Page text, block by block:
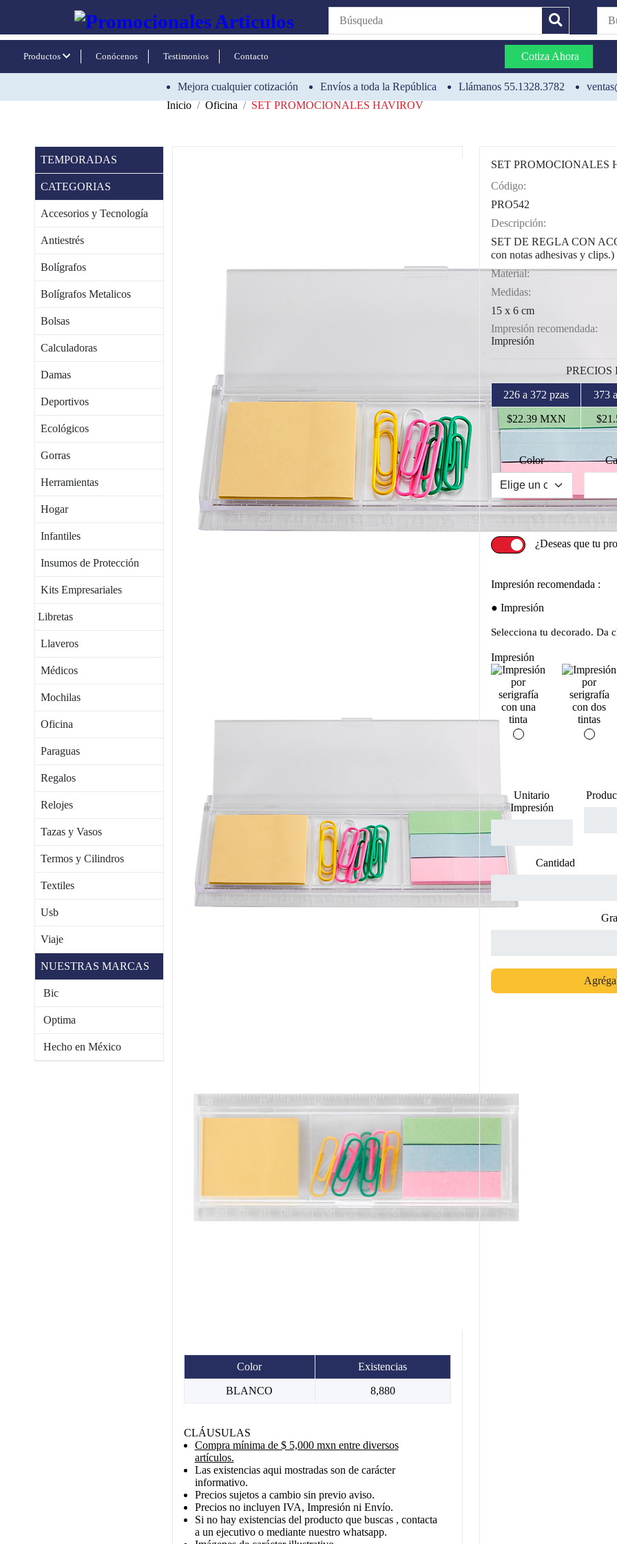
Productos Conócenos Testimonios Contacto Cotiza Ahora
Mejora cualquier cotización Envíos a toda la República Llámanos 55.1328.3782
Inicio
Oficina SET PROMOCIONALES HAVIROV
TEMPORADAS
CATEGORIAS
Accesorios y Tecnología
Antiestrés
Bolígrafos
Bolígrafos Metalicos
Bolsas
Calculadoras
Damas
Deportivos
Ecológicos
Gorras
Herramientas
Hogar
Infantiles
Insumos de Protección
Kits Empresariales
Libretas
Llaveros
Médicos
Mochilas
Oficina
Paraguas
Regalos
Relojes
Tazas y Vasos
Termos y Cilindros
Textiles
Usb
Viaje
NUESTRAS MARCAS
Bic
Optima
Hecho en México
Color Existencias
BLANCO 8,880
CLÁUSULAS
Compra mínima de $ 5,000 mxn entre diversos
artículos.
Las existencias aqui mostradas son de carácter
informativo.
Precios sujetos a cambio sin previo aviso.
Precios no incluyen IVA, Impresión ni Envío.
Si no hay existencias del producto que buscas , contacta
a un ejecutivo o mediante nuestro whatsapp.
SET PROMOCIONALES
Código:
PRO542
Descripción:
SET DE REGLA CON
con notas adhesivas y clips.)
Material:
Medidas:
15 x 6 cm
Impresión recomendada:
Impresión
PRECIOS
226 a 372 pzas 373
$22.39 MXN
Color
¿Deseas que tu
Impresión recomendada :
Impresión
Selecciona tu decorado. Da
Impresión
Unitario
Impresión
Cantidad